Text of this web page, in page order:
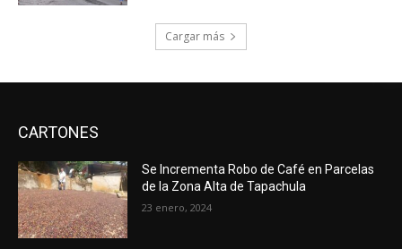
Cargar más
CARTONES
Se Incrementa Robo de Café en Parcelas
de la Zona Alta de Tapachula
23 enero, 2024